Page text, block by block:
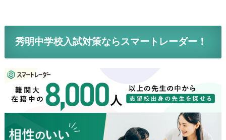
秀明中学校入試対策ならスマートレーダー！